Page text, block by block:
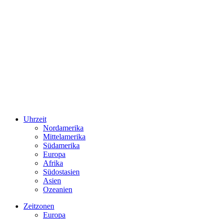
Uhrzeit
Nordamerika
Mittelamerika
Südamerika
Europa
Afrika
Südostasien
Asien
Ozeanien
Zeitzonen
Europa